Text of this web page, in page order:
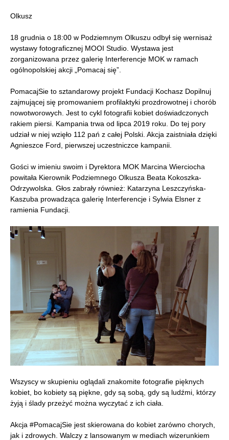
Olkusz
18 grudnia o 18:00 w Podziemnym Olkuszu odbył się wernisaż
wystawy fotograficznej MOOI Studio. Wystawa jest
zorganizowana przez galerię Interferencje MOK w ramach
ogólnopolskiej akcji „Pomacaj się”.
PomacajSie to sztandarowy projekt Fundacji Kochasz Dopilnuj
zajmującej się promowaniem profilaktyki prozdrowotnej i chorób
nowotworowych. Jest to cykl fotografii kobiet doświadczonych
rakiem piersi. Kampania trwa od lipca 2019 roku. Do tej pory
udział w niej wzięło 112 pań z całej Polski. Akcja zaistniała dzięki
Agnieszce Ford, pierwszej uczestniczce kampanii.
Gości w imieniu swoim i Dyrektora MOK Marcina Wierciocha
powitała Kierownik Podziemnego Olkusza Beata Kokoszka-
Odrzywolska. Głos zabrały również: Katarzyna Leszczyńska-
Kaszuba prowadząca galerię Interferencje i Sylwia Elsner z
ramienia Fundacji.
Wszyscy w skupieniu oglądali znakomite fotografie pięknych
kobiet, bo kobiety są piękne, gdy są sobą, gdy są ludźmi, którzy
żyją i ślady przeżyć można wyczytać z ich ciała.
Akcja #PomacajSie jest skierowana do kobiet zarówno chorych,
jak i zdrowych. Walczy z lansowanym w mediach wizerunkiem